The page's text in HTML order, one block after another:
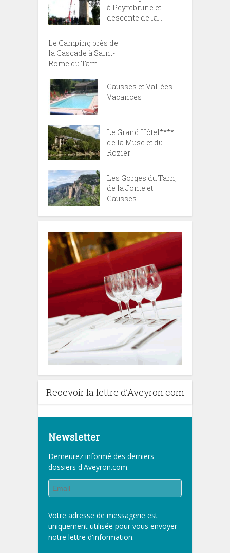
à Peyrebrune et
descente de la...
Le Camping près de
la Cascade à Saint-
Rome du Tarn
Causses et Vallées
Vacances
Le Grand Hôtel****
de la Muse et du
Rozier
Les Gorges du Tarn,
de la Jonte et
Causses...
Recevoir la lettre d’Aveyron.com
Newsletter
Demeurez informé des derniers
dossiers d'Aveyron.com.
Votre adresse de messagerie est
uniquement utilisée pour vous envoyer
notre lettre d'information.